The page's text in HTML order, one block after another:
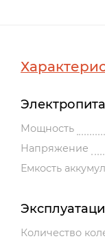
Мощность
Напряжение
Емкость
Количество